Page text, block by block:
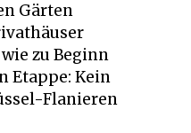
Gärten
zu Beginn
Etappe: Kein
Flanieren